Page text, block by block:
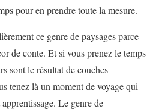
pour en prendre toute la mesure.
ce genre de paysages parce
de conte. Et si vous prenez le temps
sont le résultat de couches
tenez là un moment de voyage qui
Le genre de